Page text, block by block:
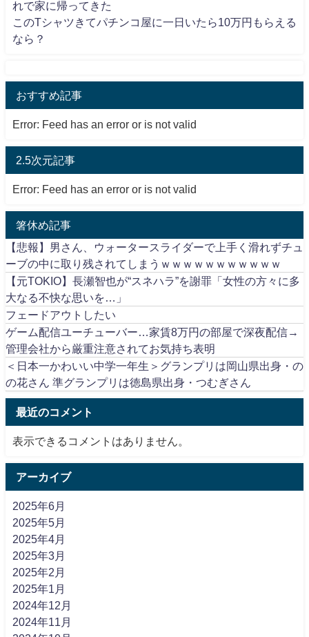
れで家に帰ってきた
このTシャツきてパチンコ屋に一日いたら10万円もらえる
なら？
おすすめ記事
Error: Feed has an error or is not valid
2.5次元記事
Error: Feed has an error or is not valid
箸休め記事
【悲報】男さん、ウォータースライダーで上手く滑れずチュ
ーブの中に取り残されてしまうｗｗｗｗｗｗｗｗｗｗｗ
【元TOKIO】長瀬智也が“スネハラ”を謝罪「女性の方々に多
大なる不快な思いを…」
フェードアウトしたい
ゲーム配信ユーチューバー…家賃8万円の部屋で深夜配信→
管理会社から厳重注意されてお気持ち表明
＜日本一かわいい中学一年生＞グランプリは岡山県出身・の
の花さん 準グランプリは徳島県出身・つむぎさん
最近のコメント
表示できるコメントはありません。
アーカイブ
2025年6月
2025年5月
2025年4月
2025年3月
2025年2月
2025年1月
2024年12月
2024年11月